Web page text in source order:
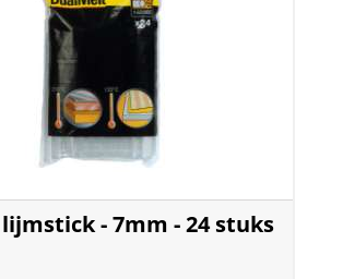
- 7mm - 24 stuks